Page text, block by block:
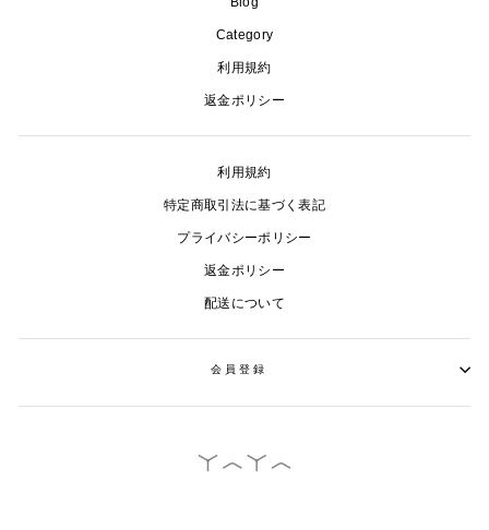
Category
利用規約
返金ポリシー
利用規約
特定商取引法に基づく表記
プライバシーポリシー
返金ポリシー
配送について
会員登録